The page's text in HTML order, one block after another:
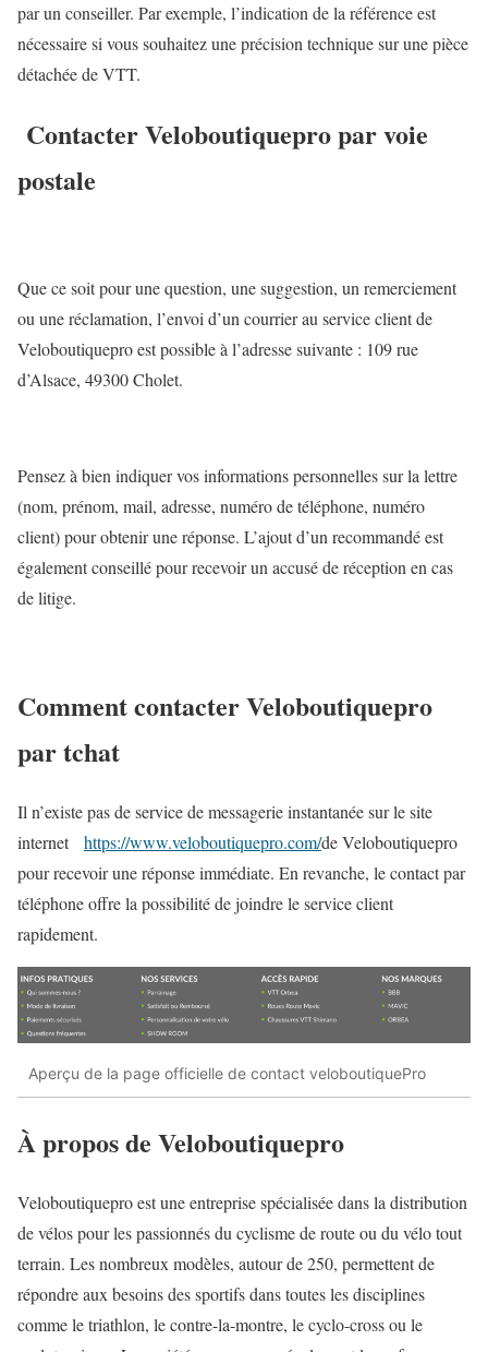
par un conseiller. Par exemple, l’indication de la référence est
nécessaire si vous souhaitez une précision technique sur une pièce
détachée de VTT.
Contacter Veloboutiquepro par voie
postale
Que ce soit pour une question, une suggestion, un remerciement
ou une réclamation, l’envoi d’un courrier au service client de
Veloboutiquepro est possible à l’adresse suivante : 109 rue
d’Alsace, 49300 Cholet.
Pensez à bien indiquer vos informations personnelles sur la lettre
(nom, prénom, mail, adresse, numéro de téléphone, numéro
client) pour obtenir une réponse. L’ajout d’un recommandé est
également conseillé pour recevoir un accusé de réception en cas
de litige.
Comment contacter Veloboutiquepro
par tchat
Il n’existe pas de service de messagerie instantanée sur le site
internet https://www.veloboutiquepro.com/de Veloboutiquepro
pour recevoir une réponse immédiate. En revanche, le contact par
téléphone offre la possibilité de joindre le service client
rapidement.
Aperçu de la page officielle de contact veloboutiquePro
À propos de Veloboutiquepro
Veloboutiquepro est une entreprise spécialisée dans la distribution
de vélos pour les passionnés du cyclisme de route ou du vélo tout
terrain. Les nombreux modèles, autour de 250, permettent de
répondre aux besoins des sportifs dans toutes les disciplines
comme le triathlon, le contre-la-montre, le cyclo-cross ou le